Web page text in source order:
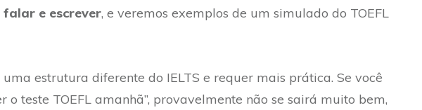
e escrever, e veremos exemplos de um simulado do TOEFL
estrutura diferente do IELTS e requer mais prática. Se você
o teste TOEFL amanhã”, provavelmente não se sairá muito bem,